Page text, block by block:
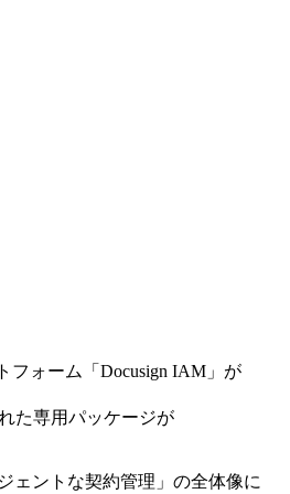
フォーム「Docusign IAM」が
た専用パッケージが
ェントな契約管理」の全体像に